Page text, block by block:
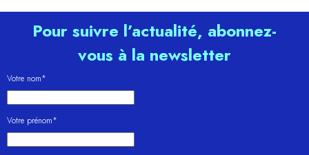
Pour suivre l’actualité, abonnez-
vous à la newsletter
Votre nom*
Votre prénom*